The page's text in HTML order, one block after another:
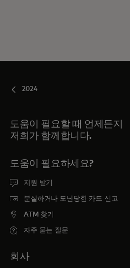
2024
도움이 필요할 때 언제든지
저희가 함께합니다.
도움이 필요하세요?
지원 받기
분실하거나 도난당한 카드 신고
ATM 찾기
자주 묻는 질문
회사